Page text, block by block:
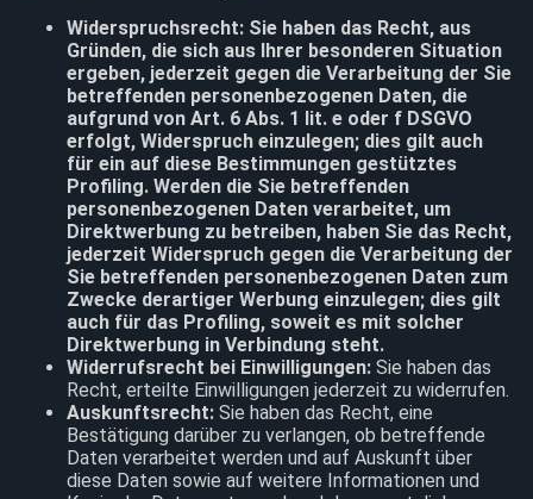
Widerspruchsrecht: Sie haben das Recht, aus
Gründen, die sich aus Ihrer besonderen Situation
ergeben, jederzeit gegen die Verarbeitung der Sie
betreffenden personenbezogenen Daten, die
aufgrund von Art. 6 Abs. 1 lit. e oder f DSGVO
erfolgt, Widerspruch einzulegen; dies gilt auch
für ein auf diese Bestimmungen gestütztes
Profiling. Werden die Sie betreffenden
personenbezogenen Daten verarbeitet, um
Direktwerbung zu betreiben, haben Sie das Recht,
jederzeit Widerspruch gegen die Verarbeitung der
Sie betreffenden personenbezogenen Daten zum
Zwecke derartiger Werbung einzulegen; dies gilt
auch für das Profiling, soweit es mit solcher
Direktwerbung in Verbindung steht.
Widerrufsrecht bei Einwilligungen: Sie haben das
Recht, erteilte Einwilligungen jederzeit zu widerrufen.
Auskunftsrecht: Sie haben das Recht, eine
Bestätigung darüber zu verlangen, ob betreffende
Daten verarbeitet werden und auf Auskunft über
diese Daten sowie auf weitere Informationen und